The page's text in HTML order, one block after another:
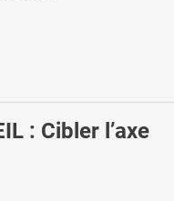
: Cibler l’axe